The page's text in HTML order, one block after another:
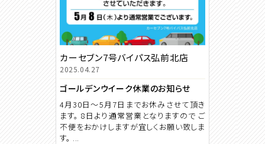
カーセブン7号バイパス弘前北店
2025.04.27
ゴールデンウイーク休業のお知らせ
4月30日～5月7日までお休みさせて頂き
ます。 8日より通常営業となりますので ご
不便をおかけしますが宜しくお願い致しま
す。 ...